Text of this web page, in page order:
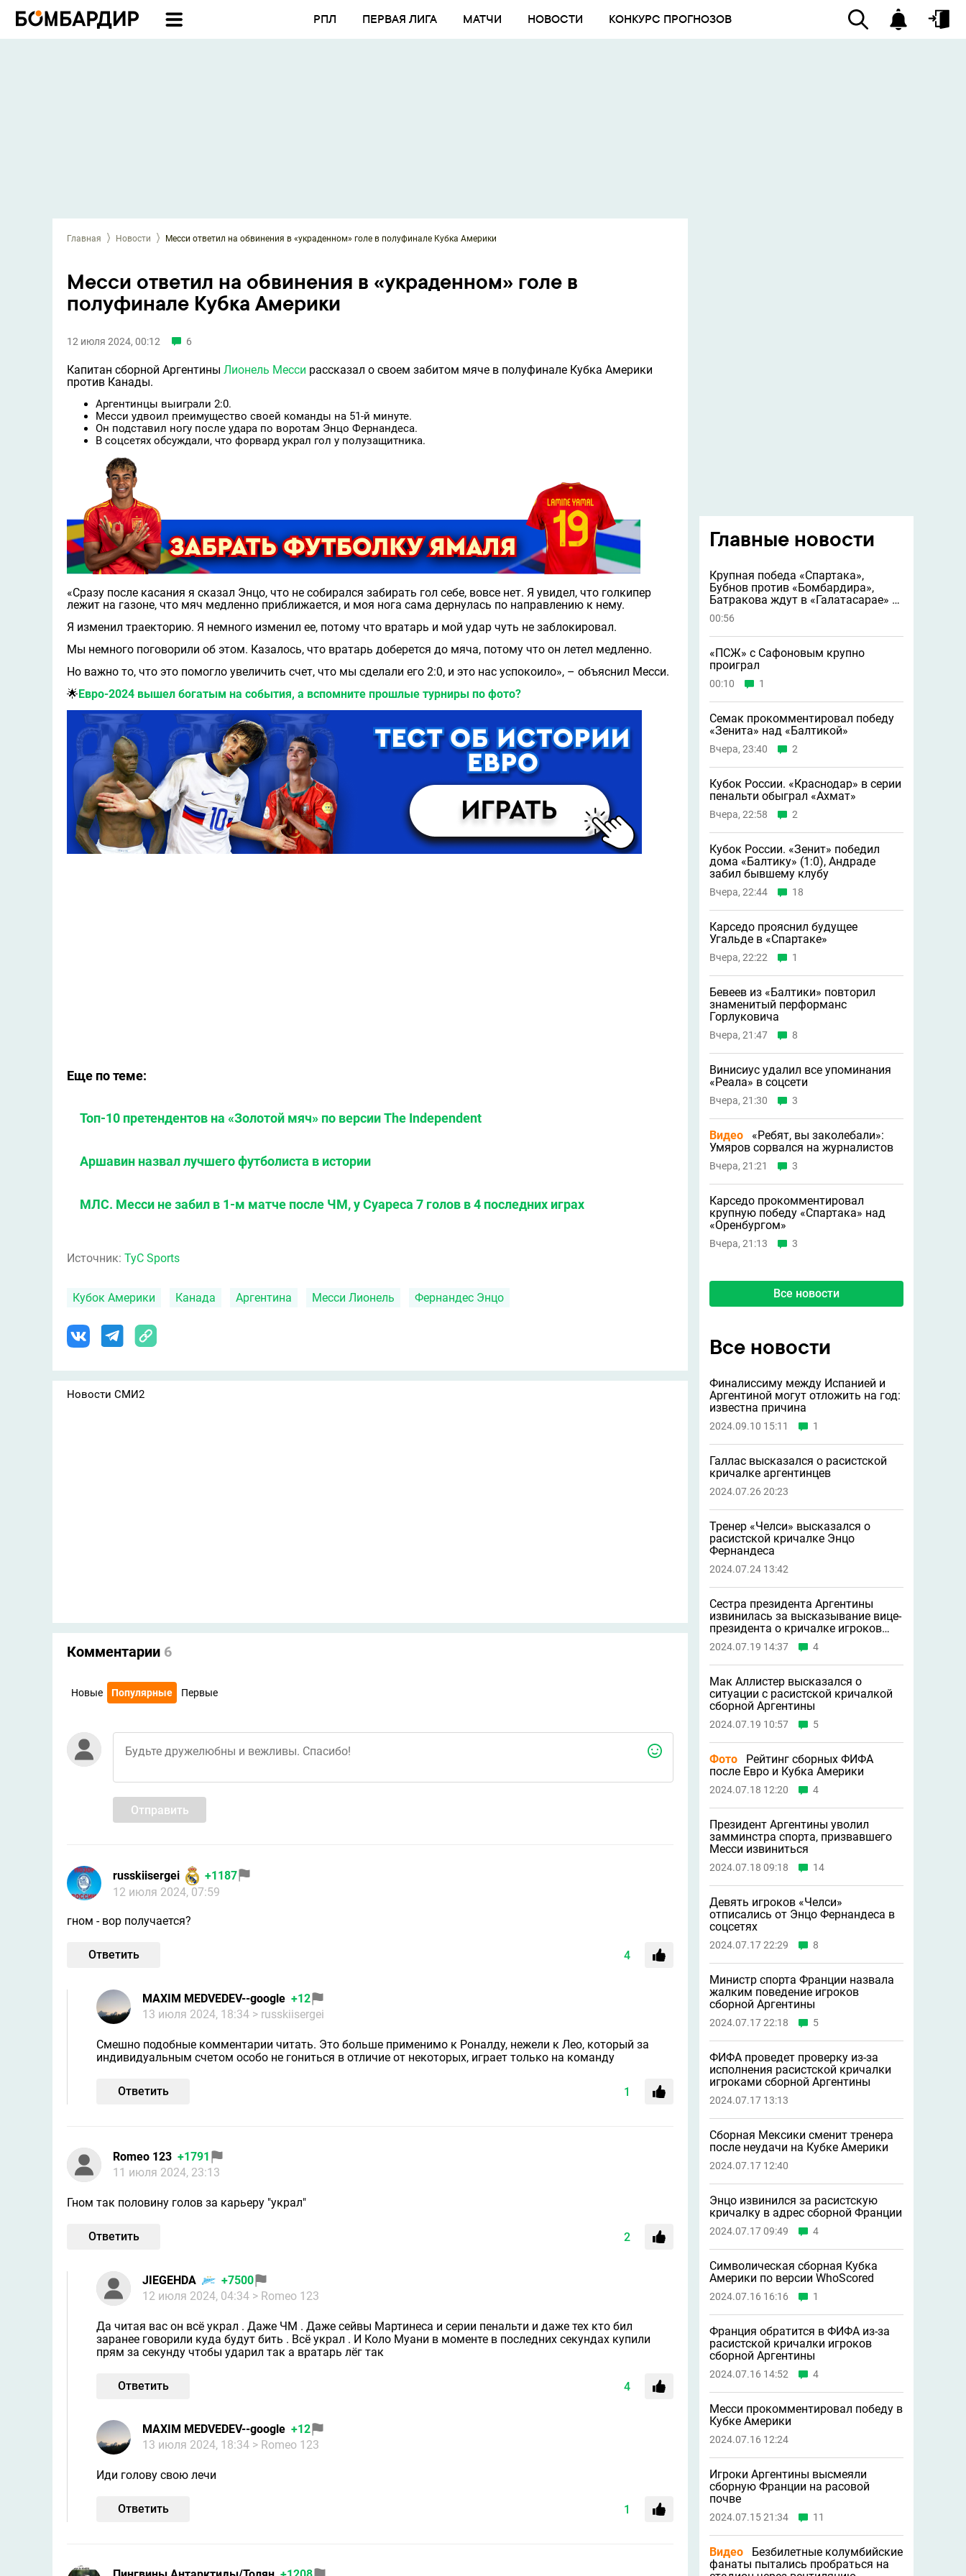
РПЛ ПЕРВАЯ ЛИГА МАТЧИ НОВОСТИ КОНКУРС ПРОГНОЗОВ
Главная Новости Месси ответил на обвинения в «украденном» голе в полуфинале Кубка Америки
Месси ответил на обвинения в «украденном» голе в
полуфинале Кубка Америки
12 июля 2024, 00:12 6
Капитан сборной Аргентины Лионель Месси рассказал о своем забитом мяче в полуфинале Кубка Америки
против Канады.
Аргентинцы выиграли 2:0.
Месси удвоил преимущество своей команды на 51-й минуте.
Он подставил ногу после удара по воротам Энцо Фернандеса.
В соцсетях обсуждали, что форвард украл гол у полузащитника.
«Сразу после касания я сказал Энцо, что не собирался забирать гол себе, вовсе нет. Я увидел, что голкипер
лежит на газоне, что мяч медленно приближается, и моя нога сама дернулась по направлению к нему.
Я изменил траекторию. Я немного изменил ее, потому что вратарь и мой удар чуть не заблокировал.
Мы немного поговорили об этом. Казалось, что вратарь доберется до мяча, потому что он летел медленно.
Но важно то, что это помогло увеличить счет, что мы сделали его 2:0, и это нас успокоило», – объяснил Месси.
🌟Евро-2024 вышел богатым на события, а вспомните прошлые турниры по фото?
Еще по теме:
Топ-10 претендентов на «Золотой мяч» по версии The Independent
Аршавин назвал лучшего футболиста в истории
МЛС. Месси не забил в 1-м матче после ЧМ, у Суареса 7 голов в 4 последних играх
Источник: TyC Sports
Кубок Америки Канада Аргентина Месси Лионель Фернандес Энцо
Новости СМИ2
Комментарии 6
Новые Популярные Первые
Отправить
russkiisergei
+1187
12 июля 2024, 07:59
гном - вор получается?
Ответить 4
MAXIM MEDVEDEV--google +12
13 июля 2024, 18:34 > russkiisergei
Смешно подобные комментарии читать. Это больше применимо к Роналду, нежели к Лео, который за
индивидуальным счетом особо не гониться в отличие от некоторых, играет только на команду
Ответить 1
Romeo 123 +1791
11 июля 2024, 23:13
Гном так половину голов за карьеру "украл"
Ответить 2
JIEGEHDA
+7500
12 июля 2024, 04:34 > Romeo 123
Да читая вас он всё украл . Даже ЧМ . Даже сейвы Мартинеса и серии пенальти и даже тех кто бил
заранее говорили куда будут бить . Всё украл . И Коло Муани в моменте в последних секундах купили
прям за секунду чтобы ударил так а вратарь лёг так
Ответить 4
MAXIM MEDVEDEV--google +12
13 июля 2024, 18:34 > Romeo 123
Иди голову свою лечи
Ответить 1
Главные новости
Крупная победа «Спартака»,
Бубнов против «Бомбардира»,
Батракова ждут в «Галатасарае» и
другие новости
00:56
«ПСЖ» с Сафоновым крупно
проиграл
00:10 1
Семак прокомментировал победу
«Зенита» над «Балтикой»
Вчера, 23:40 2
Кубок России. «Краснодар» в серии
пенальти обыграл «Ахмат»
Вчера, 22:58 2
Кубок России. «Зенит» победил
дома «Балтику» (1:0), Андраде
забил бывшему клубу
Вчера, 22:44 18
Карседо прояснил будущее
Угальде в «Спартаке»
Вчера, 22:22 1
Бевеев из «Балтики» повторил
знаменитый перформанс
Горлуковича
Вчера, 21:47 8
Винисиус удалил все упоминания
«Реала» в соцсети
Вчера, 21:30 3
Видео
«Ребят, вы заколебали»:
Умяров сорвался на журналистов
Вчера, 21:21 3
Карседо прокомментировал
крупную победу «Спартака» над
«Оренбургом»
Вчера, 21:13 3
Все новости
Все новости
Финалиссиму между Испанией и
Аргентиной могут отложить на год:
известна причина
2024.09.10 15:11 1
Галлас высказался о расистской
кричалке аргентинцев
2024.07.26 20:23
Тренер «Челси» высказался о
расистской кричалке Энцо
Фернандеса
2024.07.24 13:42
Сестра президента Аргентины
извинилась за высказывание вице-
президента о кричалке игроков
сборной
2024.07.19 14:37 4
Мак Аллистер высказался о
ситуации с расистской кричалкой
сборной Аргентины
2024.07.19 10:57 5
Фото
Рейтинг сборных ФИФА
после Евро и Кубка Америки
2024.07.18 12:20 4
Президент Аргентины уволил
замминстра спорта, призвавшего
Месси извиниться
2024.07.18 09:18 14
Девять игроков «Челси»
отписались от Энцо Фернандеса в
соцсетях
2024.07.17 22:29 8
Министр спорта Франции назвала
жалким поведение игроков
сборной Аргентины
2024.07.17 22:18 5
ФИФА проведет проверку из-за
исполнения расистской кричалки
игроками сборной Аргентины
2024.07.17 13:13
Сборная Мексики сменит тренера
после неудачи на Кубке Америки
2024.07.17 12:40
Энцо извинился за расистскую
кричалку в адрес сборной Франции
2024.07.17 09:49 4
Символическая сборная Кубка
Америки по версии WhoScored
2024.07.16 16:16 1
Франция обратится в ФИФА из-за
расистской кричалки игроков
сборной Аргентины
2024.07.16 14:52 4
Месси прокомментировал победу в
Кубке Америки
2024.07.16 12:24
Игроки Аргентины высмеяли
сборную Франции на расовой
почве
2024.07.15 21:34 11
Видео
Безбилетные колумбийские
фанаты пытались пробраться на